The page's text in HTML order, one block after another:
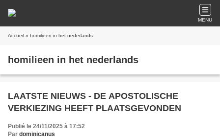
MENU
Accueil » homilieen in het nederlands
homilieen in het nederlands
LAATSTE NIEUWS - DE APOSTOLISCHE
VERKIEZING HEEFT PLAATSGEVONDEN
Publié le 24/11/2025 à 17:52
Par dominicanus